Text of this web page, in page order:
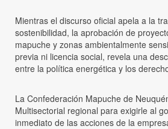
Mientras el discurso oficial apela a la
sostenibilidad, la aprobación de
mapuche y zonas ambientalmente
previa ni licencia social, revela una
entre la política energética y los
La Confederación Mapuche de
Multisectorial regional para exigirle al
inmediato de las acciones de la